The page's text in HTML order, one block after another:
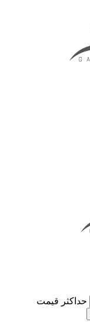
حداكثر قيمت